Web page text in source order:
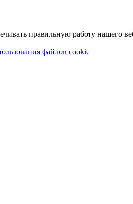
правильную работу нашего
файлов cookie